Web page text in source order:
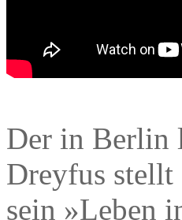
Der in Berlin
Dreyfus stellt
sein »Leben